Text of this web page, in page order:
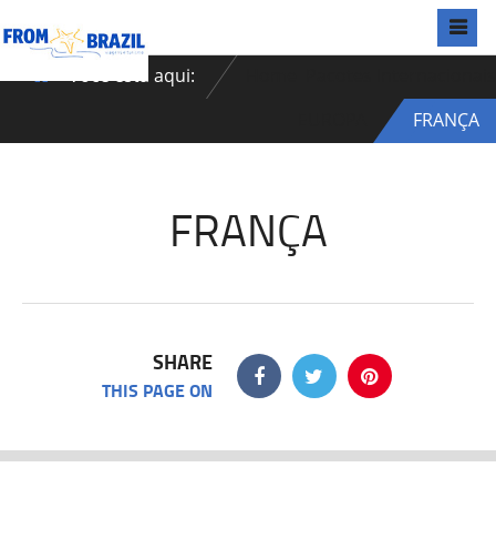
Você está aqui:
FRANÇA
FRANÇA
SHARE
THIS PAGE ON